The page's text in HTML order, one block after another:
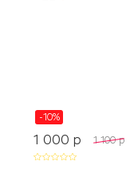
-10%
1 000 p 1 100 p